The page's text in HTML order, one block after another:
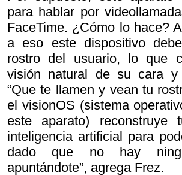
para hablar por
FaceTime. ¿Cómo lo hace?
a eso este dispositivo
rostro del usuario, lo que
visión natural de su cara y
“Que te llamen y vean tu
el visionOS (sistema
este aparato) reconstruye
inteligencia artificial para
dado que no hay
apuntándote”, agrega Frez.